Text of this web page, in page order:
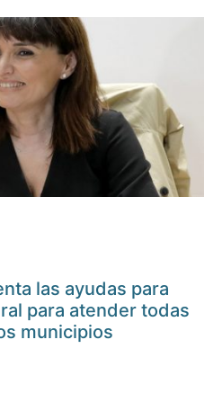
las ayudas para
para atender todas
municipios